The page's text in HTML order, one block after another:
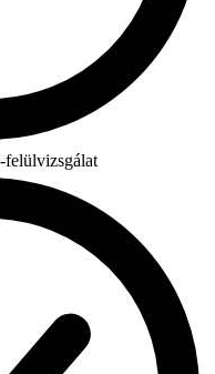
felülvizsgálat